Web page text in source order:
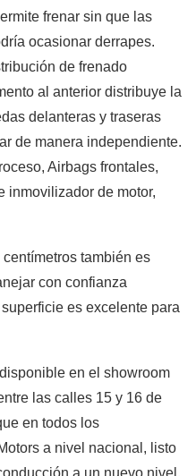
frenar sin que las
ocasionar derrapes.
de frenado
al anterior distribuye la
delanteras y traseras
de manera independiente.
Airbags frontales,
inmovilizador de motor,
también es
con confianza
es excelente para
en el showroom
las calles 15 y 16 de
en todos los
a nivel nacional, listo
a un nuevo nivel.